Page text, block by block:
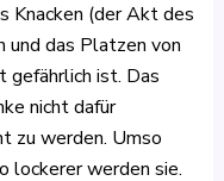
Knacken (der Akt des
und das Platzen von
gefährlich ist. Das
nicht dafür
zu werden. Umso
lockerer werden sie.